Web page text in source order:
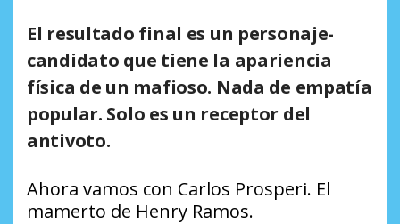
El resultado final es un personaje-
candidato que tiene la apariencia
física de un mafioso. Nada de empatía
popular. Solo es un receptor del
antivoto.
Ahora vamos con Carlos Prosperi. El
mamerto de Henry Ramos.